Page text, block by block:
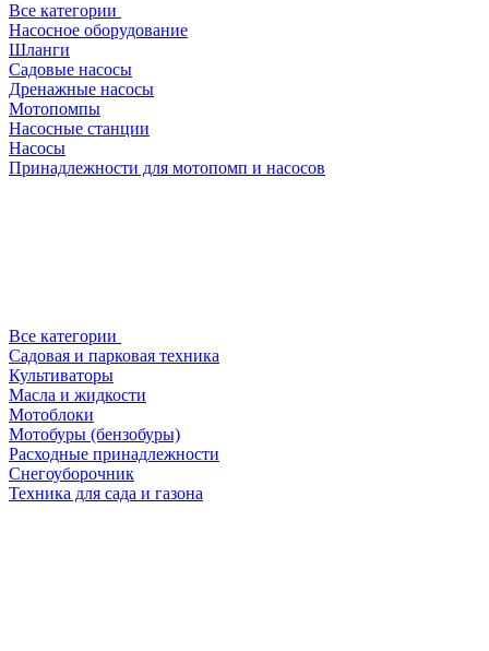
Все категории
Насосное оборудование
Шланги
Садовые насосы
Дренажные насосы
Мотопомпы
Насосные станции
Насосы
Принадлежности для мотопомп и насосов
Все категории
Садовая и парковая техника
Культиваторы
Масла и жидкости
Мотоблоки
Мотобуры (бензобуры)
Расходные принадлежности
Снегоуборочник
Техника для сада и газона